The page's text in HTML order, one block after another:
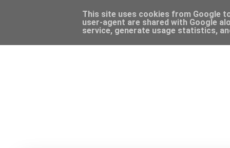
This site uses cookies from Google
user-agent are shared with Google
service, generate usage statistics,